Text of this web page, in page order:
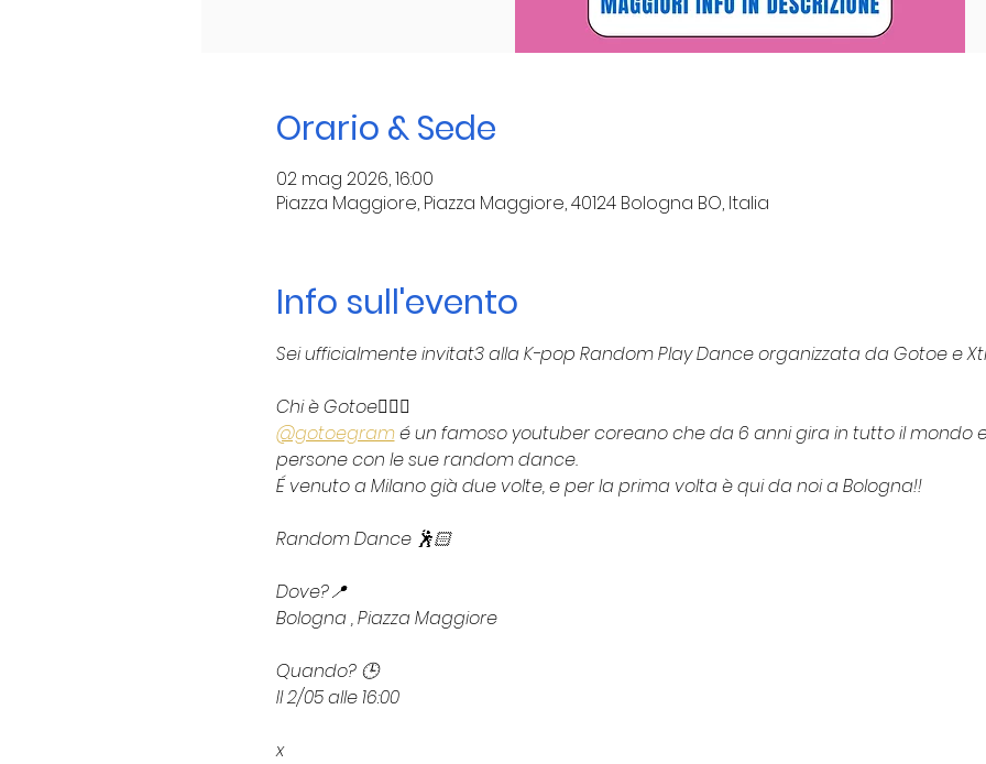
Orario & Sede
02 mag 2026, 16:00
Piazza Maggiore, Piazza Maggiore, 40124 Bologna BO, Italia
Info sull'evento
Sei ufficialmente invitat3 alla K-pop Random Play Dance organizzata da Gotoe e
Chi è Gotoe☝🏻❔
@gotoegram é un famoso youtuber coreano che da 6 anni gira in tutto il mondo
persone con le sue random dance.
É venuto a Milano già due volte, e per la prima volta è qui da noi a Bologna!!
Random Dance 🕺🏻
Dove?📍
Bologna , Piazza Maggiore
Quando? 🕒
Il 2/05 alle 16:00
x